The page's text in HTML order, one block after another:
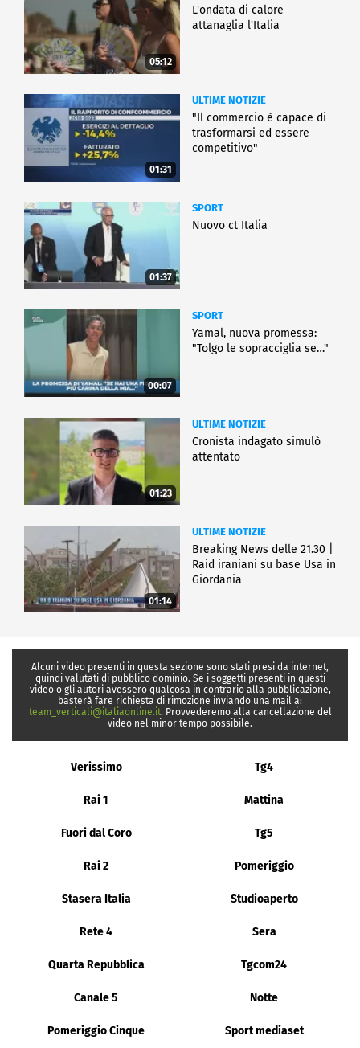
05:12
L'ondata di calore
attanaglia l'Italia
01:31
ULTIME NOTIZIE
"Il commercio è capace di
trasformarsi ed essere
competitivo"
01:37
SPORT
Nuovo ct Italia
00:07
SPORT
Yamal, nuova promessa:
"Tolgo le sopracciglia se…"
01:23
ULTIME NOTIZIE
Cronista indagato simulò
attentato
01:14
ULTIME NOTIZIE
Breaking News delle 21.30 |
Raid iraniani su base Usa in
Giordania
Alcuni video presenti in questa sezione sono stati presi da internet,
quindi valutati di pubblico dominio. Se i soggetti presenti in questi
video o gli autori avessero qualcosa in contrario alla pubblicazione,
basterà fare richiesta di rimozione inviando una mail a:
team_verticali@italiaonline.it. Provvederemo alla cancellazione del
video nel minor tempo possibile.
Verissimo Tg4
Rai 1 Mattina
Fuori dal Coro Tg5
Rai 2 Pomeriggio
Stasera Italia Studioaperto
Rete 4 Sera
Quarta Repubblica Tgcom24
Canale 5 Notte
Pomeriggio Cinque Sport mediaset